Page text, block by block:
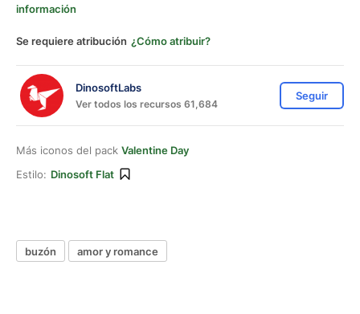
información
Se requiere atribución ¿Cómo atribuir?
DinosoftLabs
Ver todos los recursos 61,684
Seguir
Más iconos del pack Valentine Day
Estilo: Dinosoft Flat
buzón amor y romance